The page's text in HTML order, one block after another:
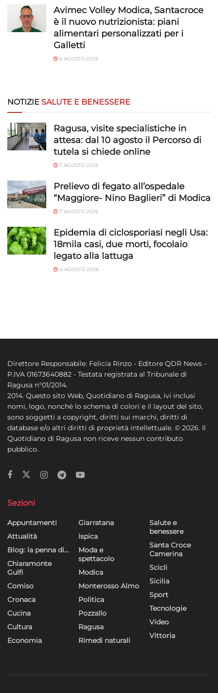
Avimec Volley Modica, Santacroce
è il nuovo nutrizionista: piani
alimentari personalizzati per i
Galletti
6 AGOSTO 2026
NOTIZIE SALUTE E BENESSERE
Ragusa, visite specialistiche in
attesa: dal 10 agosto il Percorso di
tutela si chiede online
7 AGOSTO 2026
Prelievo di fegato all’ospedale
“Maggiore- Nino Baglieri” di Modica
7 AGOSTO 2026
Epidemia di ciclosporiasi negli Usa:
18mila casi, due morti, focolaio
legato alla lattuga
4 AGOSTO 2026
Direttore Responsabile: Felicia Rinzo - Editore QDR News -
P.IVA 01673640882 - Testata registrata al Tribunale di
Ragusa n°01/2014.
2014. Questo sito Web, Quotidiano di Ragusa, ivi inclusi
nomi, logo, nonchè lo schema di colori e il layout del sito,
sono soggetti a copyright, diritti sui marchi, diritti di
database e/o altri diritti di proprietà intellettuale. © 2026. Il
Quotidiano di Ragusa non riceve nessun contributo
pubblico.
Sezioni
Appuntamenti
Attualità
Blog: la penna di…
Chiaramonte
Gulfi
Comiso
Cronaca
Cucina
Cultura
Economia
Giarratana
Ispica
Moda e
spettacolo
Modica
Monterosso Almo
Politica
Pozzallo
Ragusa
Rimedi naturali
Salute e
benessere
Santa Croce
Camerina
Scicli
Sicilia
Sport
Tecnologie
Video
Vittoria